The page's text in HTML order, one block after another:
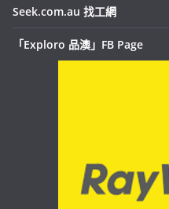
Seek.com.au 找工網
「Exploro 品澳」FB Page